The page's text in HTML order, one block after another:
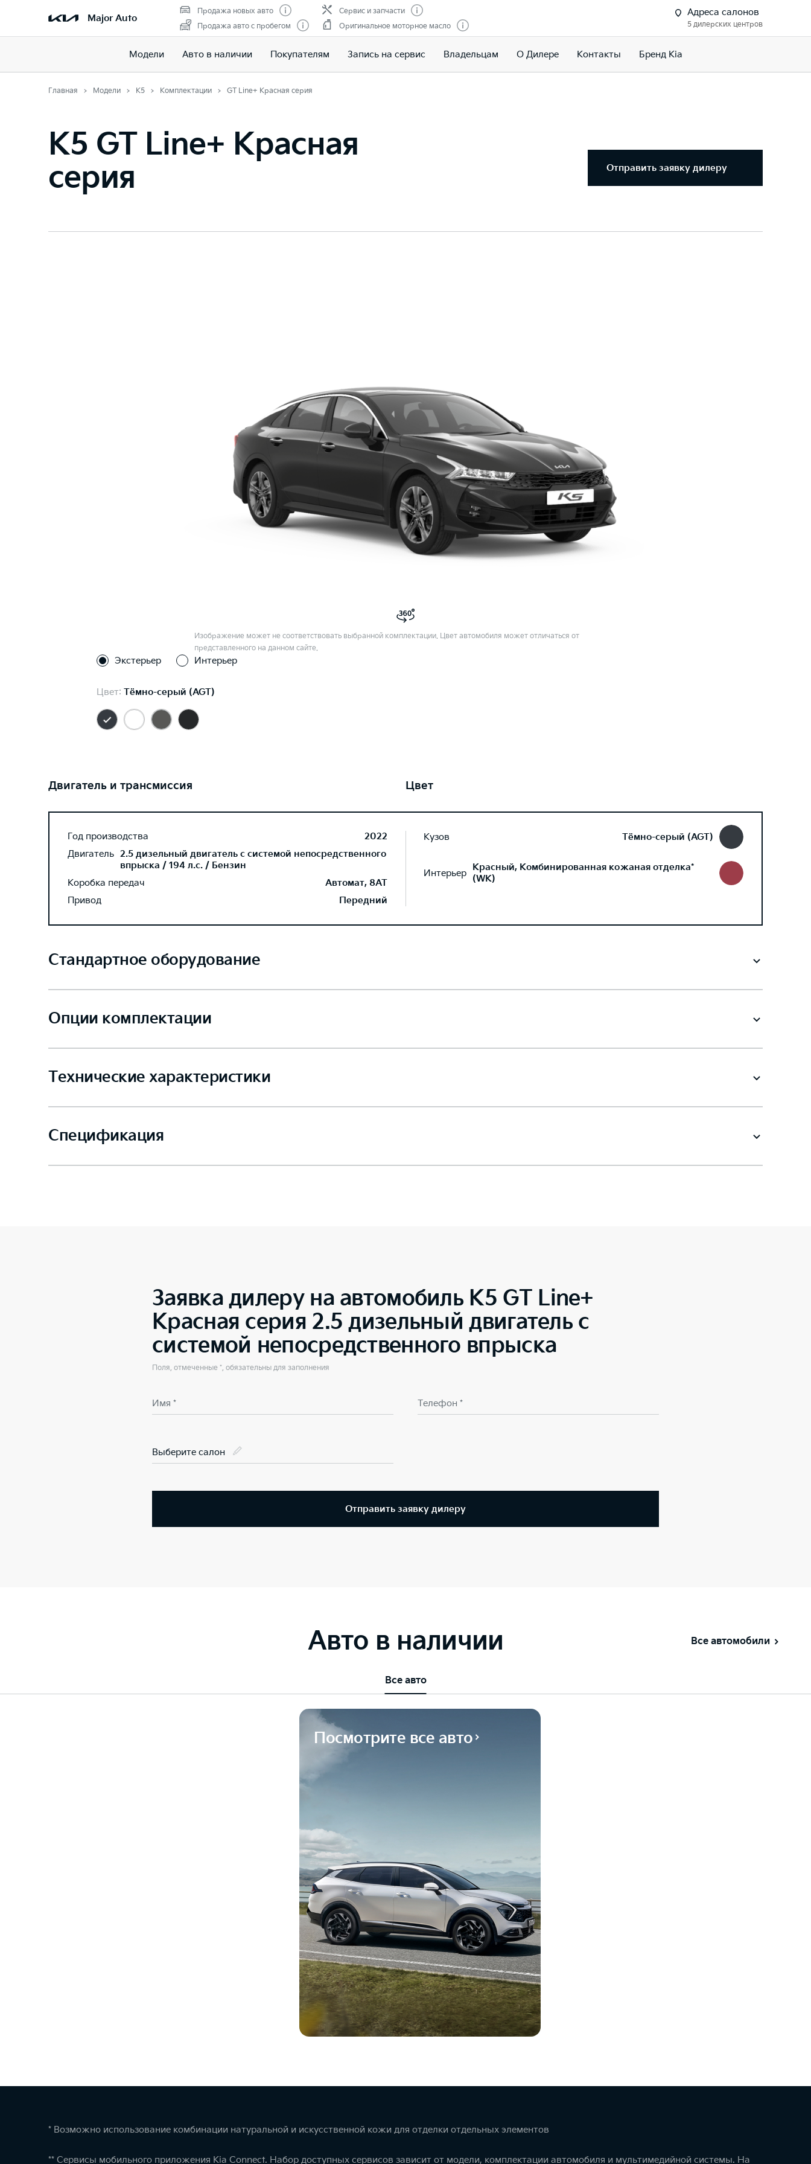
Major Auto
Продажа новых авто
Продажа авто с пробегом
Сервис и запчасти
Оригинальное моторное масло
Адреса салонов
5 дилерских центров
Модели Авто в наличии Покупателям Запись на сервис Владельцам О Дилере Контакты Бренд Kia
Главная Модели K5 Комплектации GT Line+ Красная серия
K5 GT Line+ Красная
серия
Отправить заявку дилеру
Изображение может не соответствовать выбранной комплектации. Цвет автомобиля может отличаться от
представленного на данном сайте.
Экстерьер Интерьер
Цвет: Тёмно-серый (AGT)
Двигатель и трансмиссия
Год производства
2022
Двигатель 2.5 дизельный двигатель с системой непосредственного
впрыска / 194 л.с. / Бензин
Коробка передач
Автомат, 8AT
Привод
Передний
Цвет
Кузов Тёмно-серый (AGT)
Интерьер Красный, Комбинированная кожаная отделка*
(WK)
Стандартное оборудование
Опции комплектации
Технические характеристики
Спецификация
Заявка дилеру на автомобиль K5 GT Line+
Красная серия 2.5 дизельный двигатель с
системой непосредственного впрыска
Поля, отмеченные *, обязательны для заполнения
Имя * Телефон *
Выберите салон
Отправить заявку дилеру
Авто в наличии Все автомобили
Все авто
Посмотрите все авто
* Возможно использование комбинации натуральной и искусственной кожи для отделки отдельных элементов
** Сервисы мобильного приложения Kia Connect. Набор доступных сервисов зависит от модели, комплектации автомобиля и мультимедийной системы. На